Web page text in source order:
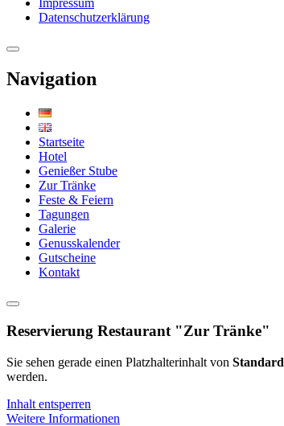
Impressum
Datenschutzerklärung
Navigation
Startseite
Hotel
Genießer Stube
Zur Tränke
Feste & Feiern
Tagungen
Galerie
Genusskalender
Gutscheine
Kontakt
Reservierung Restaurant "Zur Tränke"
Sie sehen gerade einen Platzhalterinhalt von Standard
werden.
Inhalt entsperren
Weitere Informationen